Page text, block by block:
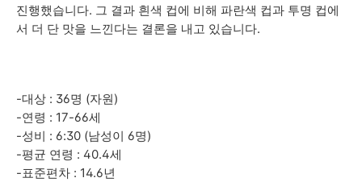
진행했습니다. 그 결과 흰색 컵에 비해 파란색 컵과 투명 컵에
서 더 단 맛을 느낀다는 결론을 내고 있습니다.
-대상 : 36명 (자원)
-연령 : 17-66세
-성비 : 6:30 (남성이 6명)
-평균 연령 : 40.4세
-표준편차 : 14.6년